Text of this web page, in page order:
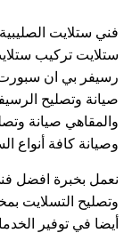
فني ستلايت
ستلايت تركيب
رسيفر بي ان
صيانة وتصليح
والمقاهي صيانة
وصيانة كافة أنواع
نعمل بخبرة افضل
وتصليح التسلايت
أيضا في توفير